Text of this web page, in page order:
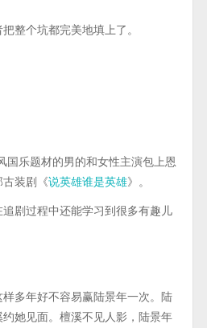
整个坑都完美地填上了。
乐题材的男的和女性主演包上恩
古装剧《说英雄谁是英雄》。
剧过程中还能学习到很多有趣儿
多年好不容易赢陆景年一次。陆
她见面。檀溪不见人影，陆景年